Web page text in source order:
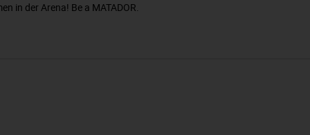
in der Arena! Be a MATADOR.